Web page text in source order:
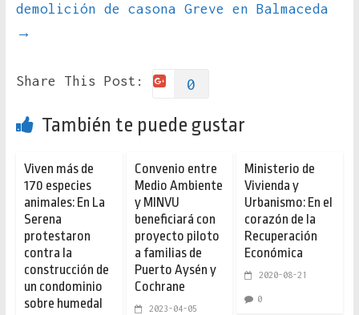
demolición de casona Greve en Balmaceda
→
Share This Post: 0
También te puede gustar
Viven más de
170 especies
animales: En La
Serena
protestaron
contra la
construcción de
un condominio
sobre humedal
Convenio entre
Medio Ambiente
y MINVU
beneficiará con
proyecto piloto
a familias de
Puerto Aysén y
Cochrane
2023-04-05
Ministerio de
Vivienda y
Urbanismo: En el
corazón de la
Recuperación
Económica
2020-08-21
0